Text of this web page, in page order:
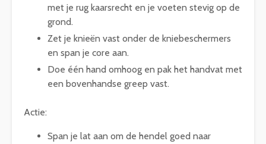
met je rug kaarsrecht en je voeten stevig op de
grond.
Zet je knieën vast onder de kniebeschermers
en span je core aan.
Doe één hand omhoog en pak het handvat met
een bovenhandse greep vast.
Actie:
Span je lat aan om de hendel goed naar